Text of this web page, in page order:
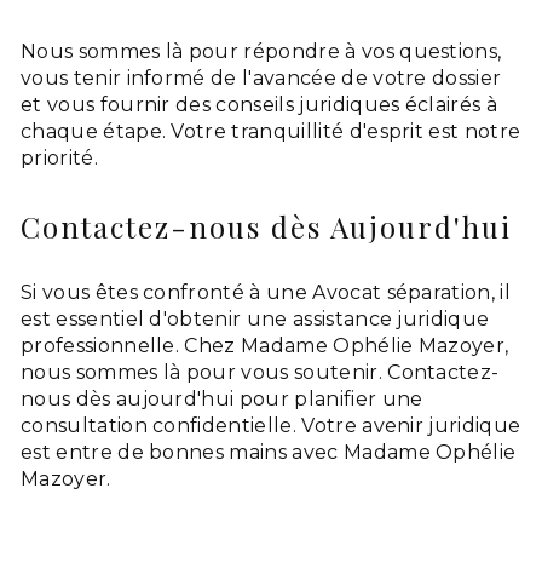
Nous sommes là pour répondre à vos questions,
vous tenir informé de l'avancée de votre dossier
et vous fournir des conseils juridiques éclairés à
chaque étape. Votre tranquillité d'esprit est notre
priorité.
Contactez-nous dès Aujourd'hui
Si vous êtes confronté à une Avocat séparation, il
est essentiel d'obtenir une assistance juridique
professionnelle. Chez Madame Ophélie Mazoyer,
nous sommes là pour vous soutenir. Contactez-
nous dès aujourd'hui pour planifier une
consultation confidentielle. Votre avenir juridique
est entre de bonnes mains avec Madame Ophélie
Mazoyer.